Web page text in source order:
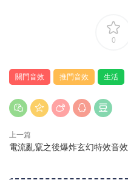
0
關門音效 推門音效 生活
上一篇
電流亂竄之後爆炸玄幻特效音效